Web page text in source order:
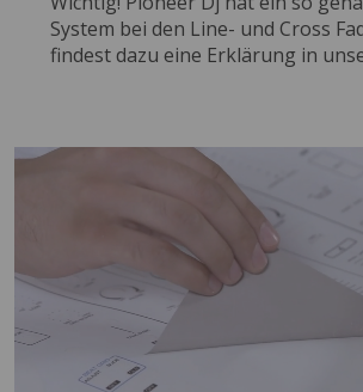
System bei den Line- und Cross
findest dazu eine Erklärung in